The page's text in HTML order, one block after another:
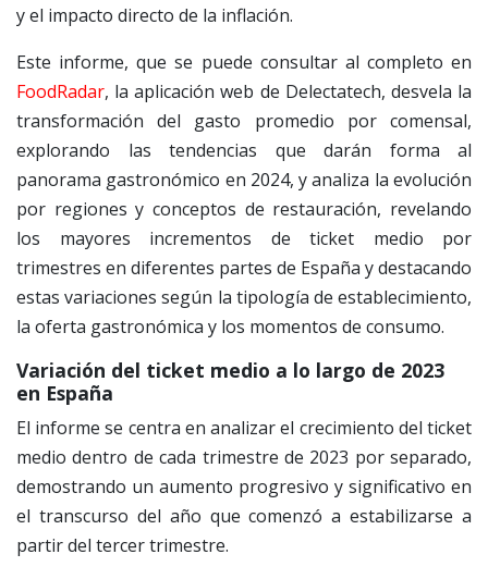
y el impacto directo de la inflación.
Este informe, que se puede consultar al completo en
FoodRadar, la aplicación web de Delectatech, desvela la
transformación del gasto promedio por comensal,
explorando las tendencias que darán forma al
panorama gastronómico en 2024, y analiza la evolución
por regiones y conceptos de restauración, revelando
los mayores incrementos de ticket medio por
trimestres en diferentes partes de España y destacando
estas variaciones según la tipología de establecimiento,
la oferta gastronómica y los momentos de consumo.
Variación del ticket medio a lo largo de 2023
en España
El informe se centra en analizar el crecimiento del ticket
medio dentro de cada trimestre de 2023 por separado,
demostrando un aumento progresivo y significativo en
el transcurso del año que comenzó a estabilizarse a
partir del tercer trimestre.